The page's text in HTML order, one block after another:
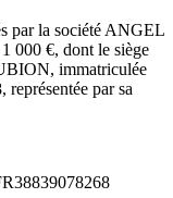
par la société ANGEL
000 €, dont le siège
immatriculée
par sa